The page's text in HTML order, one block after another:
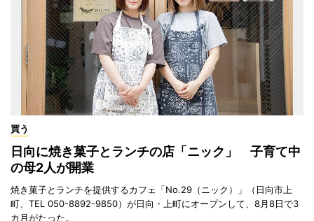
買う
日向に焼き菓子とランチの店「ニック」 子育て中
の母2人が開業
焼き菓子とランチを提供するカフェ「No.29（ニック）」（日向市上
町、TEL 050-8892-9850）が日向・上町にオープンして、8月8日で3
カ月がたった。